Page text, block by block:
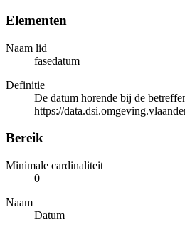
Elementen
Naam lid
fasedatum
Definitie
De datum horende bij de
https://
Bereik
Minimale cardinaliteit
0
Naam
Datum